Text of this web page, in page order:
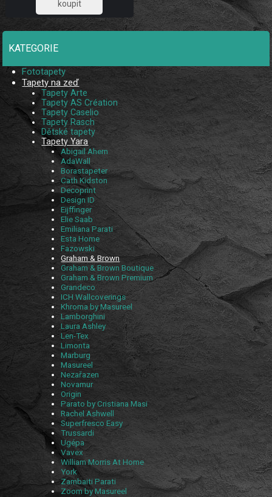
461,98
KATEGORIE
Fototapety
Tapety na zeď
Tapety Arte
Tapety AS Création
Tapety Caselio
Tapety Rasch
Dětské tapety
Tapety Yara
Abigail Ahern
AdaWall
Borastapeter
Cath Kidston
Decoprint
Design ID
Eijffinger
Elie Saab
Emiliana Parati
Esta Home
Fazowski
Graham & Brown
Graham & Brown Boutique
Graham & Brown Premium
Grandeco
ICH Wallcoverings
Khroma by Masureel
Lamborghini
Laura Ashley
Len-Tex
Limonta
Marburg
Masureel
Nezařazen
Novamur
Origin
Parato by Cristiana Masi
Rachel Ashwell
Superfresco Easy
Trussardi
Ugépa
Vavex
William Morris At Home
York
Zambaiti Parati
Zoom by Masureel